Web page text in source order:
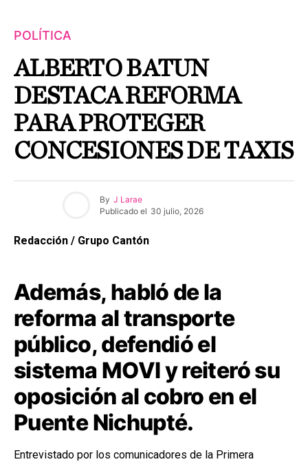
POLÍTICA
ALBERTO BATUN
DESTACA REFORMA
PARA PROTEGER
CONCESIONES DE TAXIS
By J Larae
Publicado el 30 julio, 2026
Redacción / Grupo Cantón
Además, habló de la
reforma al transporte
público, defendió el
sistema MOVI y reiteró su
oposición al cobro en el
Puente Nichupté.
Entrevistado por los comunicadores de la Primera